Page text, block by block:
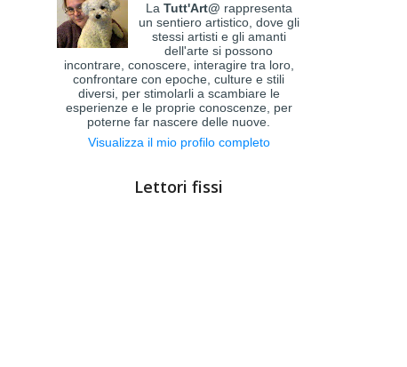
La Tutt'Art@ rappresenta
un sentiero artistico, dove gli
stessi artisti e gli amanti
dell'arte si possono
incontrare, conoscere, interagire tra loro,
confrontare con epoche, culture e stili
diversi, per stimolarli a scambiare le
esperienze e le proprie conoscenze, per
poterne far nascere delle nuove.
Visualizza il mio profilo completo
Lettori fissi